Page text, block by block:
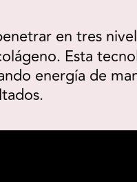
en tres
Esta
energía de